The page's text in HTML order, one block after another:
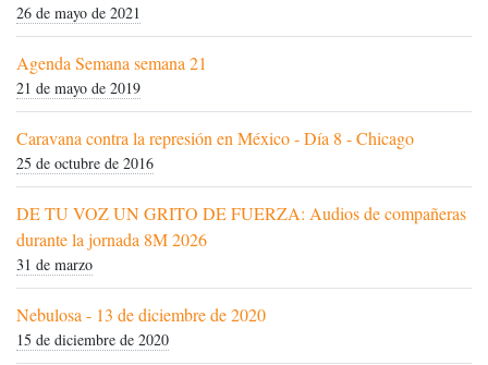
26 de mayo de 2021
Agenda Semana semana 21
21 de mayo de 2019
Caravana contra la represión en México - Día 8 - Chicago
25 de octubre de 2016
DE TU VOZ UN GRITO DE FUERZA: Audios de compañeras
durante la jornada 8M 2026
31 de marzo
Nebulosa - 13 de diciembre de 2020
15 de diciembre de 2020